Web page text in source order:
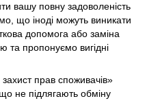
вашу повну задоволеність
що іноді можуть виникати
допомога або заміна
та пропонуємо вигідні
прав споживачів»
не підлягають обміну